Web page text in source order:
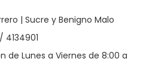
| Sucre y Benigno Malo
de Lunes a Viernes de 8:00 a